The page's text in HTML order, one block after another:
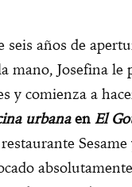
seis años de
mano, Josefina le
y comienza a
urbanaen El